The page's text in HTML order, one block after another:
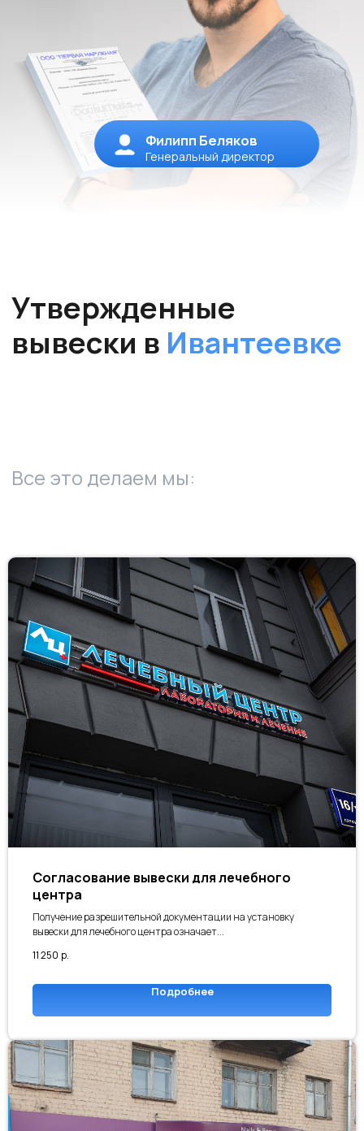
Все это делаем мы:
Согласование вывески для лечебного
центра
Получение разрешительной документации на установку
вывески для лечебного центра означает...
11 250 р.
Подробнее